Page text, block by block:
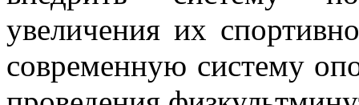
увеличения их
современную систему